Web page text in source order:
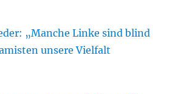
„Manche Linke sind blind
unsere Vielfalt